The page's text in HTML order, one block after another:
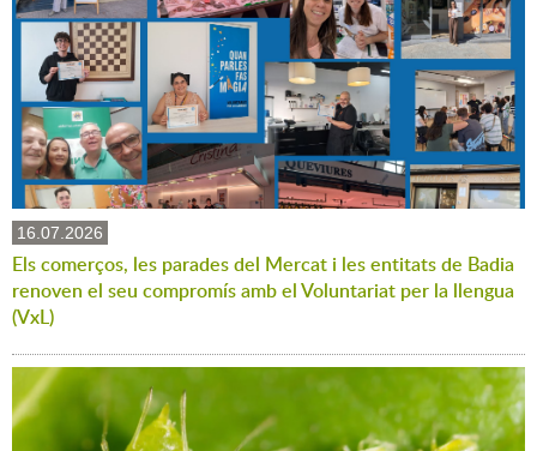
16.07.2026
Els comerços, les parades del Mercat i les entitats de Badia
renoven el seu compromís amb el Voluntariat per la llengua
(VxL)